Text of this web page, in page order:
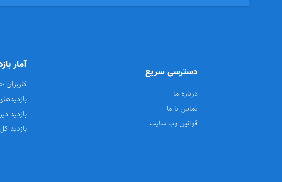
دسترسی سریع
درباره ما
تماس با ما
قوانین وب سایت
آمار
کاربران
بازدید
بازدید